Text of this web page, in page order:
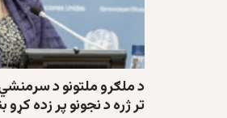
د ملګرو ملتونو د سرمنشي
تر ژره د نجونو پر زده